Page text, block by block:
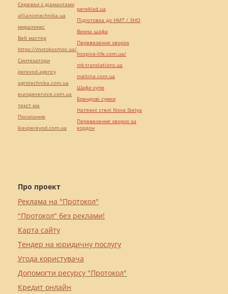
Про проект
Реклама на "Протокол"
"Протокол" без реклами!
Карта сайту
Тендер на юридичну послугу
Угода користувача
Допомогти ресурсу "Протокол"
Кредит онлайн
Сережки з діамантами
alliancetechnika.ua
миралинкс
Веб мастер
https://motokosmos.ua/
Синтезатори
perevod.agency
agrotechnika.com.ua
europeservice.com.ua
текст юа
Посилання
kievperevod.com.ua
pereklad.ua
Підготовка до НМТ / ЗНО
Винна шафа
Перевезення хворих
hospice-life.com.ua/
mk-translations.ua
maltina.com.ua
Шафи купе
Брендові сумки
Натяжні стелі Nova Stelya
Перевезення хворих за
кордон